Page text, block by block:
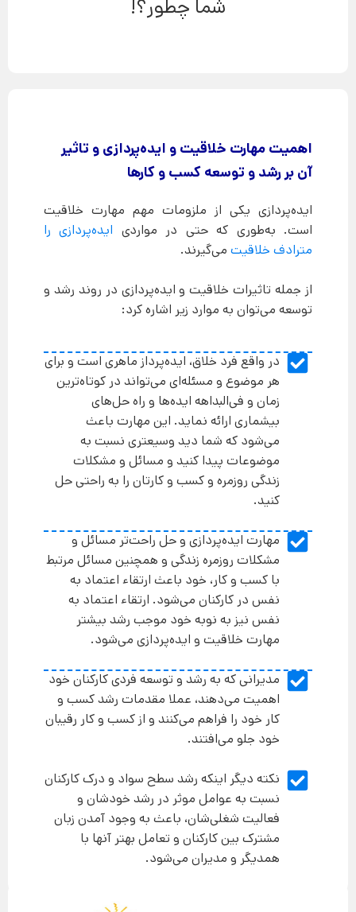
شما چطور؟!
اهمیت مهارت خلاقیت و ایده‌پردازی و تاثیر
آن بر رشد و توسعه کسب و کارها
ایده‌پردازی یکی از ملزومات مهم مهارت خلاقیت
است. به‌طوری که حتی در مواردی ایده‌پردازی را
مترادف خلاقیت می‌گیرند.
از جمله تاثیرات خلاقیت و ایده‌پردازی در روند رشد و
توسعه می‌توان به موارد زیر اشاره کرد:
در واقع فرد خلاق، ایده‌پرداز ماهری است و برای
هر موضوع و مسئله‌ای می‌تواند در کوتاه‌ترین
زمان و فی‌البداهه ایده‌ها و راه حل‌های
بیشماری ارائه نماید. این مهارت باعث
می‌شود که شما دید وسیعتری نسبت به
موضوعات پیدا کنید و مسائل و مشکلات
زندگی روزمره و کسب و کارتان را به راحتی حل
کنید.
مهارت ایده‌پردازی و حل راحت‌تر مسائل و
مشکلات روزمره زندگی و همچنین مسائل مرتبط
با کسب و کار، خود باعث ارتقاء اعتماد به
نفس در کارکنان می‌شود. ارتقاء اعتماد به
نفس نیز به نوبه خود موجب رشد بیشتر
مهارت خلاقیت و ایده‌پردازی می‌شود.
مدیرانی که به رشد و توسعه فردی کارکنان خود
اهمیت می‌دهند، عملا مقدمات رشد کسب و
کار خود را فراهم می‌کنند و از کسب و کار رقیبان
خود جلو می‌افتند.
نکته دیگر اینکه رشد سطح سواد و درک کارکنان
نسبت به عوامل موثر در رشد خودشان و
فعالیت شغلی‌شان، باعث به وجود آمدن زبان
مشترک بین کارکنان و تعامل بهتر آنها با
همدیگر و مدیران می‌شود.